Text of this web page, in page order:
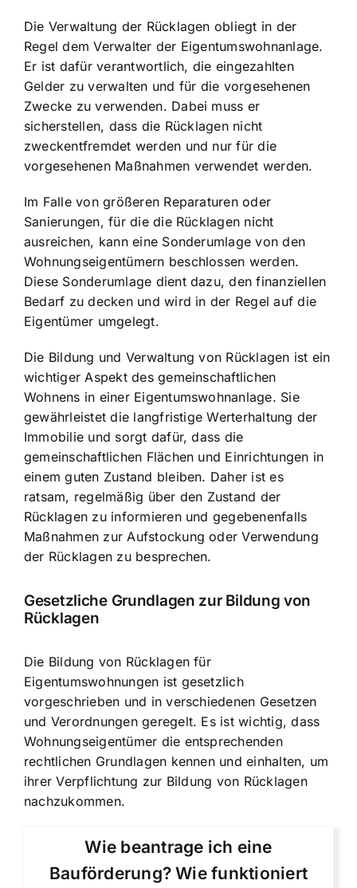
Die Verwaltung der Rücklagen obliegt in der
Regel dem Verwalter der Eigentumswohnanlage.
Er ist dafür verantwortlich, die eingezahlten
Gelder zu verwalten und für die vorgesehenen
Zwecke zu verwenden. Dabei muss er
sicherstellen, dass die Rücklagen nicht
zweckentfremdet werden und nur für die
vorgesehenen Maßnahmen verwendet werden.
Im Falle von größeren Reparaturen oder
Sanierungen, für die die Rücklagen nicht
ausreichen, kann eine Sonderumlage von den
Wohnungseigentümern beschlossen werden.
Diese Sonderumlage dient dazu, den finanziellen
Bedarf zu decken und wird in der Regel auf die
Eigentümer umgelegt.
Die Bildung und Verwaltung von Rücklagen ist ein
wichtiger Aspekt des gemeinschaftlichen
Wohnens in einer Eigentumswohnanlage. Sie
gewährleistet die langfristige Werterhaltung der
Immobilie und sorgt dafür, dass die
gemeinschaftlichen Flächen und Einrichtungen in
einem guten Zustand bleiben. Daher ist es
ratsam, regelmäßig über den Zustand der
Rücklagen zu informieren und gegebenenfalls
Maßnahmen zur Aufstockung oder Verwendung
der Rücklagen zu besprechen.
Gesetzliche Grundlagen zur Bildung von
Rücklagen
Die Bildung von Rücklagen für
Eigentumswohnungen ist gesetzlich
vorgeschrieben und in verschiedenen Gesetzen
und Verordnungen geregelt. Es ist wichtig, dass
Wohnungseigentümer die entsprechenden
rechtlichen Grundlagen kennen und einhalten, um
ihrer Verpflichtung zur Bildung von Rücklagen
nachzukommen.
Wie beantrage ich eine
Bauförderung? Wie funktioniert